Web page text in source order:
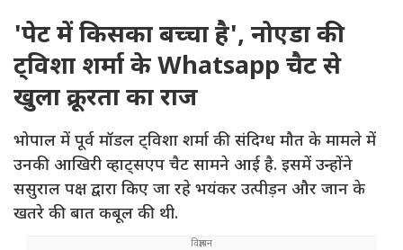
'पेट में किसका बच्चा है', नोएडा की
ट्विशा शर्मा के Whatsapp चैट से
खुला क्रूरता का राज
भोपाल में पूर्व मॉडल ट्विशा शर्मा की संदिग्ध मौत के मामले में
उनकी आखिरी व्हाट्सएप चैट सामने आई है. इसमें उन्होंने
ससुराल पक्ष द्वारा किए जा रहे भयंकर उत्पीड़न और जान के
खतरे की बात कबूल की थी.